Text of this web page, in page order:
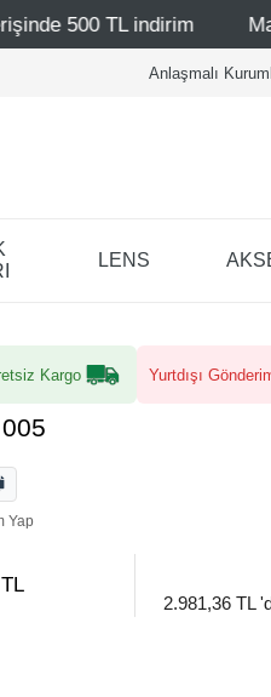
Mağazalarımız
Anlaşmalı
LENS
Kargo Yurtdışı
Yap
2.981,36 TL